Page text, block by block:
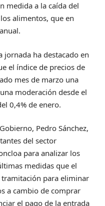
medida a la caída del
alimentos, que en
jornada ha destacado en
el índice de precios de
mes de marzo una
moderación desde el
0,4% de enero.
Pedro Sánchez,
del sector
para analizar los
medidas que el
para eliminar
a cambio de comprar
el pago de la entrada